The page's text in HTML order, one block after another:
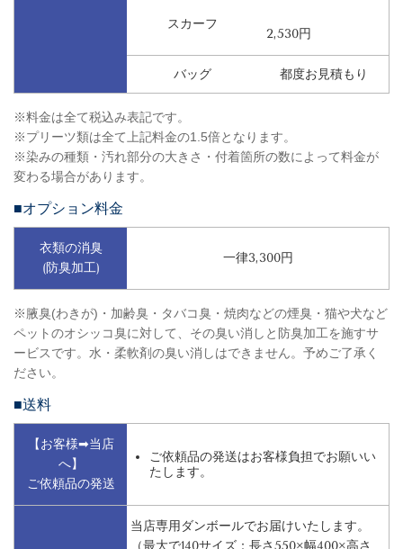
スカーフ
2,530円
バッグ 都度お見積もり
※料金は全て税込み表記です。
※プリーツ類は全て上記料金の1.5倍となります。
※染みの種類・汚れ部分の大きさ・付着箇所の数によって料金が
変わる場合があります。
■オプション料金
衣類の消臭
(防臭加工)
一律3,300円
※腋臭(わきが)・加齢臭・タバコ臭・焼肉などの煙臭・猫や犬など
ペットのオシッコ臭に対して、その臭い消しと防臭加工を施すサ
ービスです。水・柔軟剤の臭い消しはできません。予めご了承く
ださい。
■送料
【お客様➡当店
へ】
ご依頼品の発送
ご依頼品の発送はお客様負担でお願いい
たします。
当店専用ダンボールでお届けいたします。